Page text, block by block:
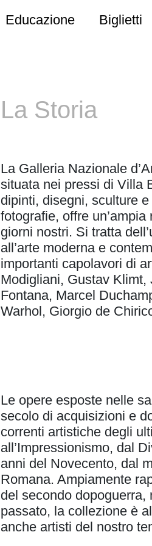
Educazione Biglietti
La Storia
La Galleria Nazionale
situata nei pressi di Villa
dipinti, disegni, sculture
fotografie, offre un’ampia
giorni nostri. Si tratta
all’arte moderna e
importanti capolavori di
Modigliani, Gustav
Fontana, Marcel
Warhol, Giorgio de
Le opere esposte nelle
secolo di acquisizioni e
correnti artistiche degli
all’Impressionismo, dal
anni del Novecento, dal
Romana. Ampiamente
del secondo dopoguerra,
passato, la collezione è
anche artisti del nostro